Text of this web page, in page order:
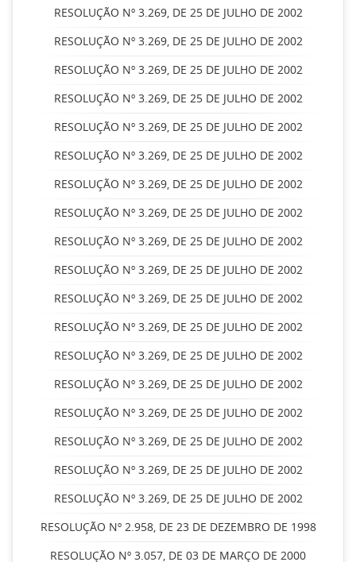
RESOLUÇÃO Nº 3.269, DE 25 DE JULHO DE 2002
RESOLUÇÃO Nº 3.269, DE 25 DE JULHO DE 2002
RESOLUÇÃO Nº 3.269, DE 25 DE JULHO DE 2002
RESOLUÇÃO Nº 3.269, DE 25 DE JULHO DE 2002
RESOLUÇÃO Nº 3.269, DE 25 DE JULHO DE 2002
RESOLUÇÃO Nº 3.269, DE 25 DE JULHO DE 2002
RESOLUÇÃO Nº 3.269, DE 25 DE JULHO DE 2002
RESOLUÇÃO Nº 3.269, DE 25 DE JULHO DE 2002
RESOLUÇÃO Nº 3.269, DE 25 DE JULHO DE 2002
RESOLUÇÃO Nº 3.269, DE 25 DE JULHO DE 2002
RESOLUÇÃO Nº 3.269, DE 25 DE JULHO DE 2002
RESOLUÇÃO Nº 3.269, DE 25 DE JULHO DE 2002
RESOLUÇÃO Nº 3.269, DE 25 DE JULHO DE 2002
RESOLUÇÃO Nº 3.269, DE 25 DE JULHO DE 2002
RESOLUÇÃO Nº 3.269, DE 25 DE JULHO DE 2002
RESOLUÇÃO Nº 3.269, DE 25 DE JULHO DE 2002
RESOLUÇÃO Nº 3.269, DE 25 DE JULHO DE 2002
RESOLUÇÃO Nº 3.269, DE 25 DE JULHO DE 2002
RESOLUÇÃO Nº 2.958, DE 23 DE DEZEMBRO DE 1998
RESOLUÇÃO Nº 3.057, DE 03 DE MARÇO DE 2000